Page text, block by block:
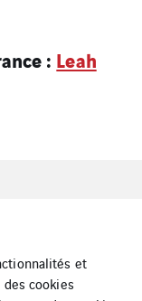
: Leah
et
cookies